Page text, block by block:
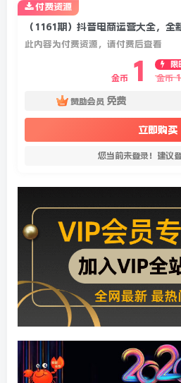
此内容为付费资源，请付费后查看
金币 1
限
金币
赞助会员 免费
立即购买
您当前未登录！建议
付费资源